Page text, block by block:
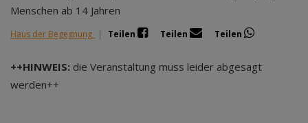
Menschen ab 14 Jahren
Haus der Begegnung | Teilen Teilen Teilen
++HINWEIS: die Veranstaltung muss leider abgesagt
werden++